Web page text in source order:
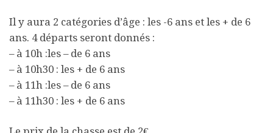
Il y aura 2 catégories d’âge : les -6 ans et les + de 6
ans. 4 départs seront donnés :
– à 10h :les – de 6 ans
– à 10h30 : les + de 6 ans
– à 11h :les – de 6 ans
– à 11h30 : les + de 6 ans